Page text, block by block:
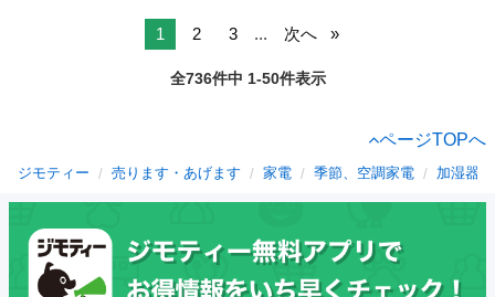
1 2 3 ... 次へ
全736件中 1-50件表示
ページTOPへ
ジモティー 売ります・あげます 家電 季節、空調家電 加湿器